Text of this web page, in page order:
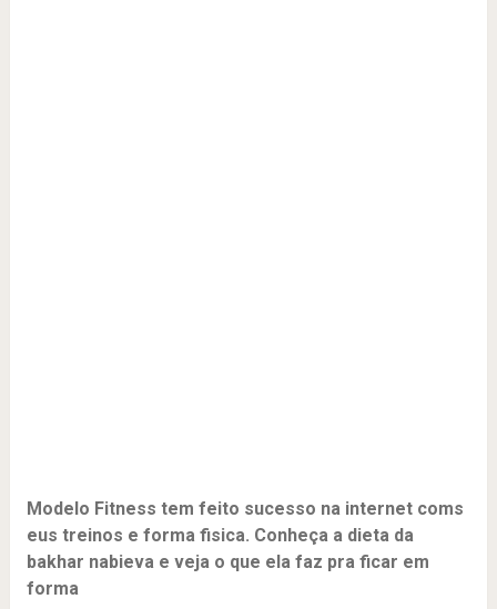
Modelo Fitness tem feito sucesso na internet coms
eus treinos e forma fisica. Conheça a dieta da
bakhar nabieva e veja o que ela faz pra ficar em
forma